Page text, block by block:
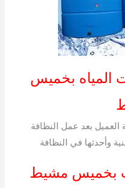
المياه بخميس
العميل بعد عمل النظافة
وأحدثها في النظافة
بخميس مشيط